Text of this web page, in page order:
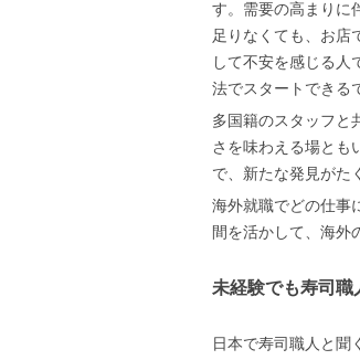
す。需要の高まりに
足りなくても、お店
して不安を感じる人
法でスタートできる
多国籍のスタッフと
さを味わえる場とも
で、新たな発見がた
海外就職でどの仕事
間を活かして、海外
未経験でも寿司職
日本で寿司職人と聞